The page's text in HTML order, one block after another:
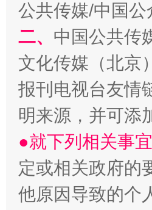
“刷贴”乱象丛生
揭批美国五大"原罪"
公共传媒/中国
二、 中国公共传
文化传媒（北京
报刊电视台友情
明来源，并可添
●就下列相关事
定或相关政府的
他原因导致的个